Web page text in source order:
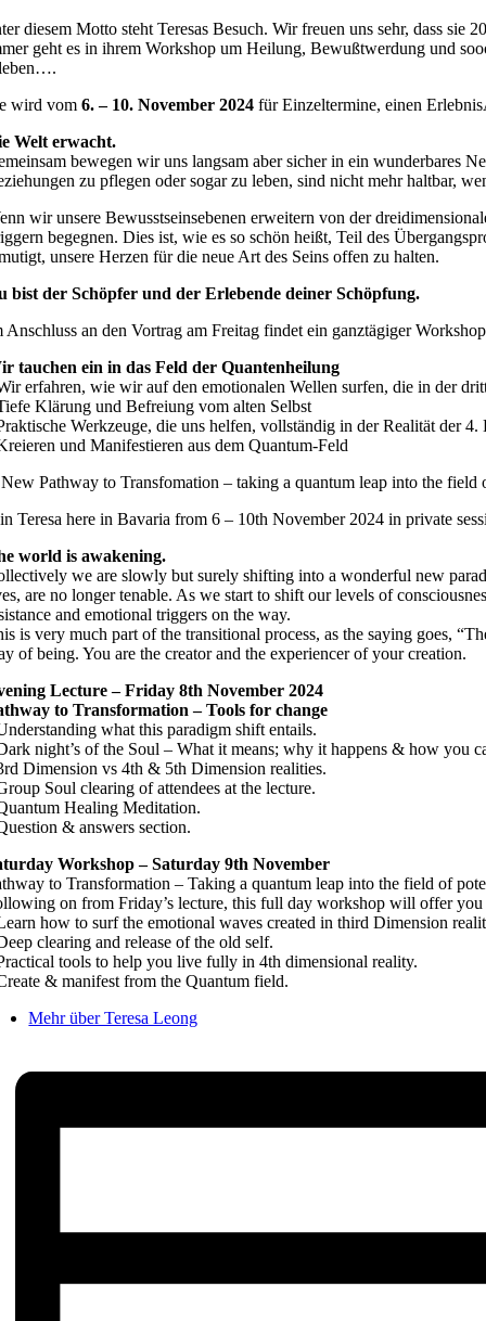
diesem Motto steht Teresas Besuch. Wir freuen uns sehr, dass
geht es in ihrem Workshop um Heilung, Bewußtwerdung und
wird vom6. – 10. November 2024 für Einzeltermine, einen
Welt erwacht.
bewegen wir uns langsam aber sicher in ein wunderbares
zu pflegen oder sogar zu leben, sind nicht mehr haltbar,
wir unsere Bewusstseinsebenen erweitern von der
begegnen. Dies ist, wie es so schön heißt, Teil des
unsere Herzen für die neue Art des Seins offen zu halten.
bist der Schöpfer und der Erlebende deiner Schöpfung.
Anschluss an den Vortrag am Freitag findet ein ganztägiger
tauchen ein in das Feld der Quantenheilung
erfahren, wie wir auf den emotionalen Wellen surfen, die in der
Klärung und Befreiung vom alten Selbst
Werkzeuge, die uns helfen, vollständig in der Realität der
und Manifestieren aus dem Quantum-Feld
Pathway to Transfomation – taking a quantum leap into the
Teresa here in Bavaria from 6 – 10th November 2024 in private
world is awakening.
we are slowly but surely shifting into a wonderful new
are no longer tenable. As we start to shift our levels of
and emotional triggers on the way.
is very much part of the transitional process, as the saying goes,
of being. You are the creator and the experiencer of your creation.
Lecture – Friday 8th November 2024
to Transformation – Tools for change
what this paradigm shift entails.
night’s of the Soul – What it means; why it happens & how you
Dimension vs 4th & 5th Dimension realities.
Soul clearing of attendees at the lecture.
Healing Meditation.
& answers section.
Workshop – Saturday 9th November
to Transformation – Taking a quantum leap into the field of
on from Friday’s lecture, this full day workshop will offer
how to surf the emotional waves created in third Dimension
clearing and release of the old self.
tools to help you live fully in 4th dimensional reality.
& manifest from the Quantum field.
Mehr über Teresa Leong